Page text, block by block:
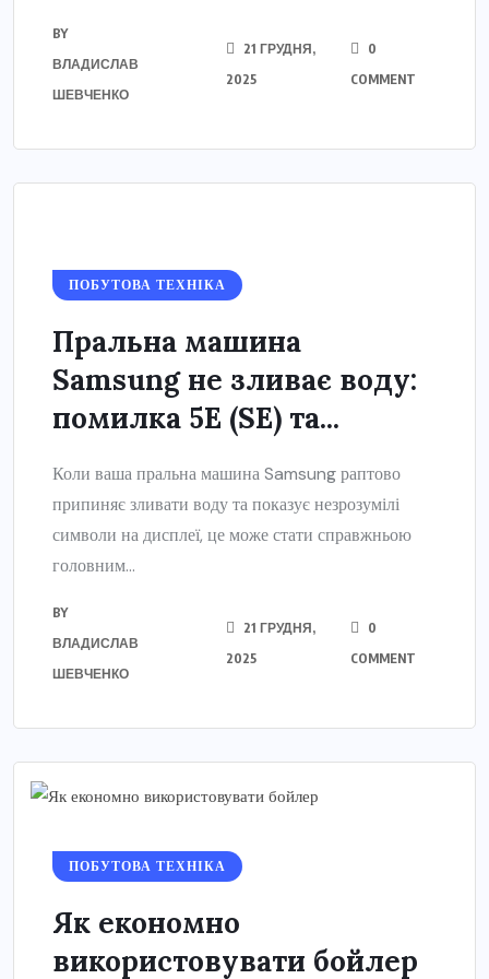
BY
ВЛАДИСЛАВ
ШЕВЧЕНКО
21 ГРУДНЯ,
2025
0
COMMENT
ПОБУТОВА ТЕХНІКА
Пральна машина
Samsung не зливає воду:
помилка 5E (SE) та...
Коли ваша пральна машина Samsung раптово
припиняє зливати воду та показує незрозумілі
символи на дисплеї, це може стати справжньою
головним...
BY
ВЛАДИСЛАВ
ШЕВЧЕНКО
21 ГРУДНЯ,
2025
0
COMMENT
ПОБУТОВА ТЕХНІКА
Як економно
використовувати бойлер